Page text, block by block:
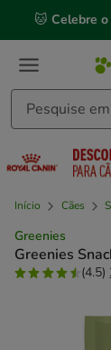
mensagem,
🐱 Celebre
Início Cães
Greenies
Greenies
(4.5)